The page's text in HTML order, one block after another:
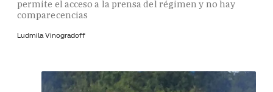
permite el acceso a la prensa del régimen y no hay
comparecencias
Ludmila Vinogradoff